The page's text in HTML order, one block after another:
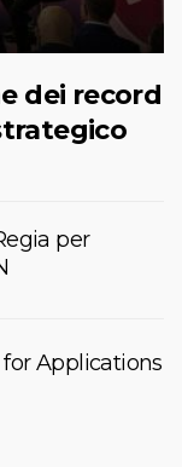
dei record
per
for Applications